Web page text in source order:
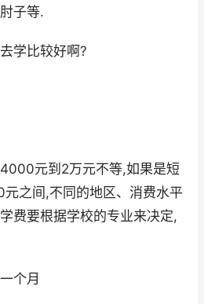
子等.
学比较好啊?
元到2万元不等,如果是短
之间,不同的地区、消费水平
费要根据学校的专业来决定,
个月